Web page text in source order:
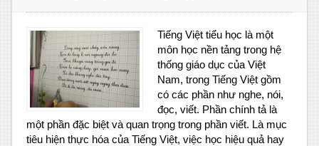
Tiếng Việt tiểu học là một
môn học nền tảng trong hệ
thống giáo dục của Việt
Nam, trong Tiếng Việt gồm
có các phần như nghe, nói,
đọc, viết. Phần chính tả là
một phần đặc biệt và quan trọng trong phần viết. Là mục
tiêu hiện thực hóa của Tiếng Việt, việc học hiệu quả hay